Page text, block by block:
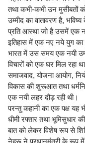
तथा कभी-कभी उन मुसीबतों
उम्मीद का वातावरण है,
प्रति आस्था जो है उसमें एक
इतिहास में एक नए नये युग का
भारत में उस समय एक नयी
विचारों को एक घर मिल रहा
समाजवाद, योजना आयोग,
विकास की शुरूआत तथा
एक नयी लहर दौड़ रही थी।
परन्तु कहानी का एक पक्ष यह
धीमी रफ्तार तथा भूमिसुधार
बात को लेकर विशेष रूप से
नेहरू ने प्रधानमंत्री के रूप में